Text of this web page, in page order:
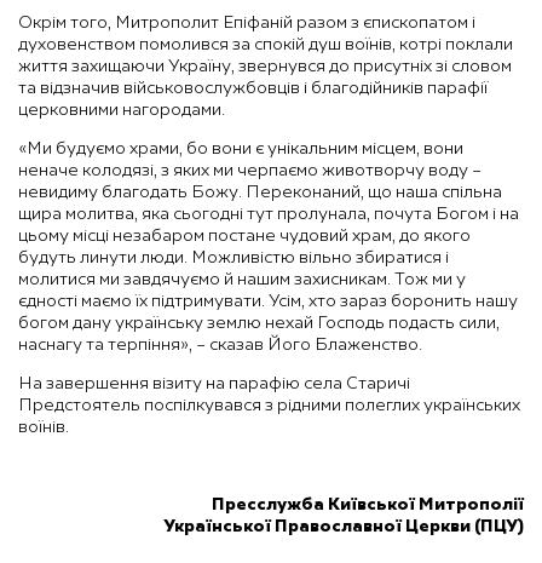
Окрім того, Митрополит Епіфаній разом з єпископатом і
духовенством помолився за спокій душ воїнів, котрі поклали
життя захищаючи Україну, звернувся до присутніх зі словом
та відзначив військовослужбовців і благодійників парафії
церковними нагородами.
«Ми будуємо храми, бо вони є унікальним місцем, вони
неначе колодязі, з яких ми черпаємо животворчу воду –
невидиму благодать Божу. Переконаний, що наша спільна
щира молитва, яка сьогодні тут пролунала, почута Богом і на
цьому місці незабаром постане чудовий храм, до якого
будуть линути люди. Можливістю вільно збиратися і
молитися ми завдячуємо й нашим захисникам. Тож ми у
єдності маємо їх підтримувати. Усім, хто зараз боронить нашу
богом дану українську землю нехай Господь подасть сили,
наснагу та терпіння», – сказав Його Блаженство.
На завершення візиту на парафію села Старичі
Предстоятель поспілкувався з рідними полеглих українських
воїнів.
Пресслужба Київської Митрополії
Української Православної Церкви (ПЦУ)